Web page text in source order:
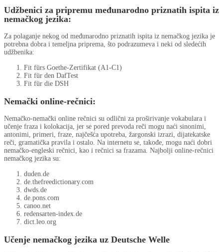
Udžbenici za pripremu međunarodno priznatih ispita iz
nemačkog jezika:
Za polaganje nekog od međunarodno priznatih ispita iz nemačkog jezika je
potrebna dobra i temeljna priprema, što podrazumeva i neki od sledećih
udžbenika:
Fit fürs Goethe-Zertifikat (A1-C1)
Fit für den DafTest
Fit für die DSH
Nemački online-rečnici:
Nemačko-nemački online rečnici su odlični za proširivanje vokabulara i
učenje fraza i kolokacija, jer se pored prevoda reči mogu naći sinonimi,
antonimi, primeri, fraze, najčešća upotreba, žargonski izrazi, dijatekatske
reči, gramatička pravila i ostalo. Na internetu se, takođe, mogu naći dobri
nemačko-engleski rečnici, kao i rečnici sa frazama. Najbolji online-rečnici
nemačkog jezika su:
duden.de
de.thefreedictionary.com
dwds.de
de.pons.com
canoo.net
redensarten-index.de
dict.leo.org
Učenje nemačkog jezika uz Deutsche Welle